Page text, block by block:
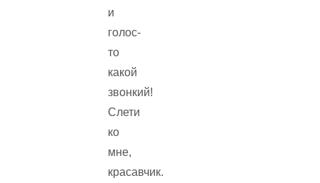
и
голос-
то
какой
звонкий!
Слети
ко
мне,
красавчик.